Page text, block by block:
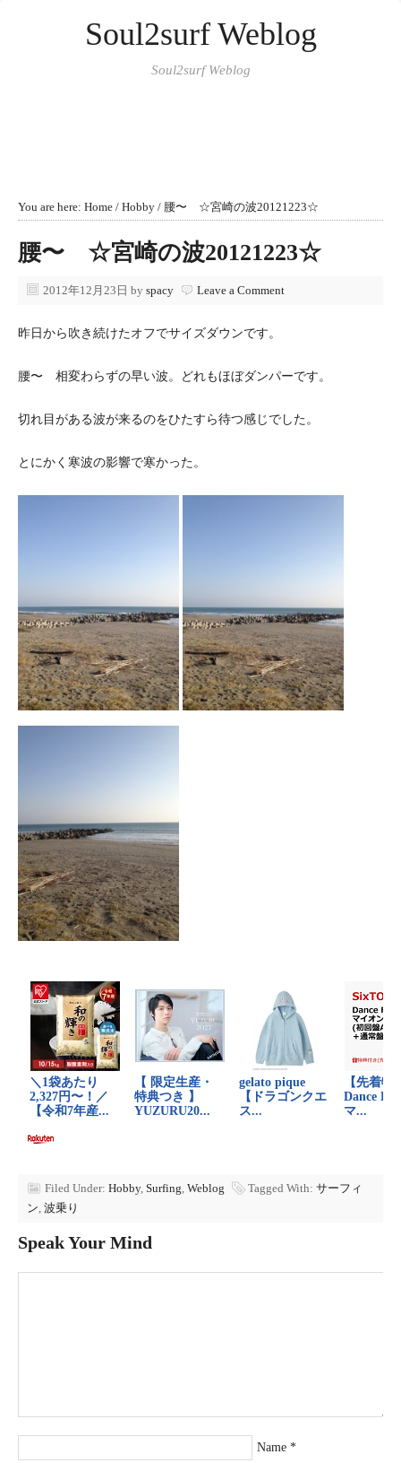
Soul2surf Weblog
Soul2surf Weblog
You are here: Home / Hobby / 腰〜 ☆宮崎の波20121223☆
腰〜 ☆宮崎の波20121223☆
2012年12月23日 by spacy Leave a Comment
昨日から吹き続けたオフでサイズダウンです。
腰〜 相変わらずの早い波。どれもほぼダンパーです。
切れ目がある波が来るのをひたすら待つ感じでした。
とにかく寒波の影響で寒かった。
Filed Under: Hobby, Surfing, Weblog Tagged With: サーフィ
ン, 波乗り
Speak Your Mind
Name *